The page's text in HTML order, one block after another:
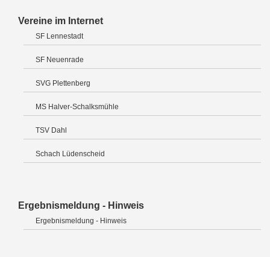
Vereine im Internet
SF Lennestadt
SF Neuenrade
SVG Plettenberg
MS Halver-Schalksmühle
TSV Dahl
Schach Lüdenscheid
Ergebnismeldung - Hinweis
Ergebnismeldung - Hinweis